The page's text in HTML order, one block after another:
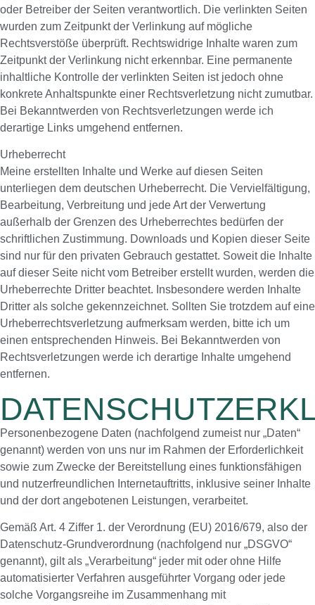
oder Betreiber der Seiten verantwortlich. Die verlinkten Seiten
wurden zum Zeitpunkt der Verlinkung auf mögliche
Rechtsverstöße überprüft. Rechtswidrige Inhalte waren zum
Zeitpunkt der Verlinkung nicht erkennbar. Eine permanente
inhaltliche Kontrolle der verlinkten Seiten ist jedoch ohne
konkrete Anhaltspunkte einer Rechtsverletzung nicht zumutbar.
Bei Bekanntwerden von Rechtsverletzungen werde ich
derartige Links umgehend entfernen.
Urheberrecht
Meine erstellten Inhalte und Werke auf diesen Seiten
unterliegen dem deutschen Urheberrecht. Die Vervielfältigung,
Bearbeitung, Verbreitung und jede Art der Verwertung
außerhalb der Grenzen des Urheberrechtes bedürfen der
schriftlichen Zustimmung. Downloads und Kopien dieser Seite
sind nur für den privaten Gebrauch gestattet. Soweit die Inhalte
auf dieser Seite nicht vom Betreiber erstellt wurden, werden die
Urheberrechte Dritter beachtet. Insbesondere werden Inhalte
Dritter als solche gekennzeichnet. Sollten Sie trotzdem auf eine
Urheberrechtsverletzung aufmerksam werden, bitte ich um
einen entsprechenden Hinweis. Bei Bekanntwerden von
Rechtsverletzungen werde ich derartige Inhalte umgehend
entfernen.
Personenbezogene Daten (nachfolgend zumeist nur „Daten“
genannt) werden von uns nur im Rahmen der Erforderlichkeit
sowie zum Zwecke der Bereitstellung eines funktionsfähigen
und nutzerfreundlichen Internetauftritts, inklusive seiner Inhalte
und der dort angebotenen Leistungen, verarbeitet.
Gemäß Art. 4 Ziffer 1. der Verordnung (EU) 2016/679, also der
Datenschutz-Grundverordnung (nachfolgend nur „DSGVO“
genannt), gilt als „Verarbeitung“ jeder mit oder ohne Hilfe
automatisierter Verfahren ausgeführter Vorgang oder jede
solche Vorgangsreihe im Zusammenhang mit